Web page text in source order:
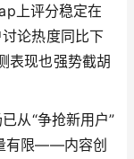
上评分稳定在
论热度同比下
表现也强势截胡
从“争抢新用户”
有限——内容创